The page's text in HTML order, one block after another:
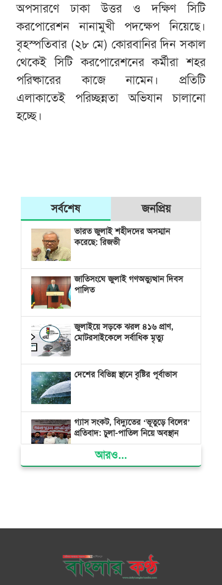
অপসারণে ঢাকা উত্তর ও দক্ষিণ সিটি
করপোরেশন নানামুখী পদক্ষেপ নিয়েছে।
বৃহস্পতিবার (২৮ মে) কোরবানির দিন সকাল
থেকেই সিটি করপোরেশনের কর্মীরা শহর
পরিষ্কারের কাজে নামেন। প্রতিটি
এলাকাতেই পরিচ্ছন্নতা অভিযান চালানো
হচ্ছে।
সর্বশেষ জনপ্রিয়
ভারত জুলাই শহীদদের অসম্মান
করেছে: রিজভী
জাতিসংঘে জুলাই গণঅভ্যুত্থান দিবস
পালিত
জুলাইয়ে সড়কে ঝরল ৪১৬ প্রাণ,
মোটরসাইকেলে সর্বাধিক মৃত্যু
দেশের বিভিন্ন স্থানে বৃষ্টির পূর্বাভাস
গ্যাস সংকট, বিদ্যুতের ‘ভূতুড়ে বিলের’
প্রতিবাদ: চুলা-পাতিল নিয়ে অবস্থান
ক্ষমতার কেন্দ্র গণভবন থেকে রক্তাক্ত
৩০০ রোগীকে বিনামূল্যে চিকিৎসাসেবা
ভোলায় ১১ দলীয় জোটের বিক্ষোভ
সমাবেশ ও গণমিছিল
আরও...